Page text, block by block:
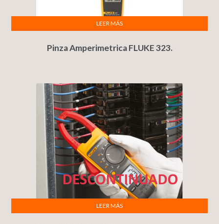
Pinza Amperimetrica FLUKE 323.
LEER MÁS
LEER MÁS